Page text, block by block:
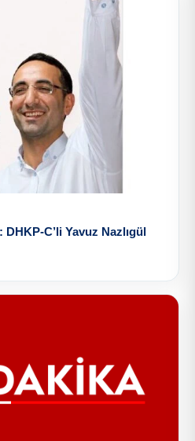
C’li Yavuz Nazlıgül